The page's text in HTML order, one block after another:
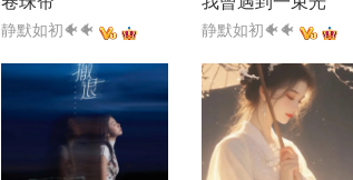
静默如初🐠🐠 静默如初🐠🐠